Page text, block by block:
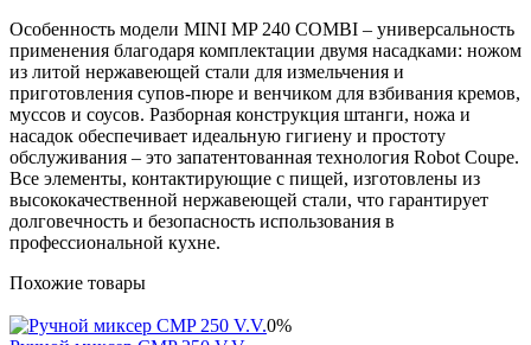
Особенность модели MINI MP 240 COMBI – универсальность
применения благодаря комплектации двумя насадками: ножом
из литой нержавеющей стали для измельчения и
приготовления супов-пюре и венчиком для взбивания кремов,
муссов и соусов. Разборная конструкция штанги, ножа и
насадок обеспечивает идеальную гигиену и простоту
обслуживания – это запатентованная технология Robot Coupe.
Все элементы, контактирующие с пищей, изготовлены из
высококачественной нержавеющей стали, что гарантирует
долговечность и безопасность использования в
профессиональной кухне.
Похожие товары
0%